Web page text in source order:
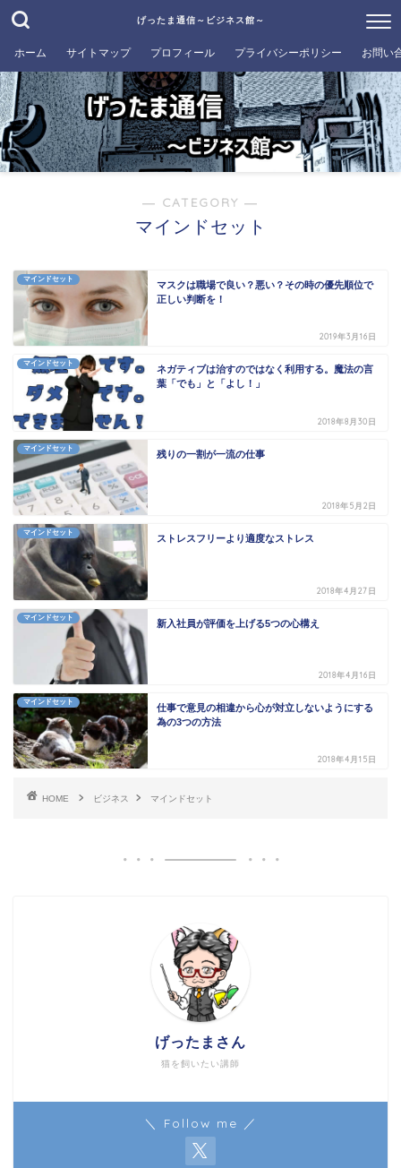
げったま通信～ビジネス館～
ホーム サイトマップ プロフィール プライバシーポリシー お問い
― CATEGORY ―
マインドセット
マインドセット
マスクは職場で良い？悪い？その時の優先順位で
正しい判断を！
2019年3月16日
マインドセット
ネガティブは治すのではなく利用する。魔法の言
葉「でも」と「よし！」
2018年8月30日
マインドセット
残りの一割が一流の仕事
2018年5月2日
マインドセット
ストレスフリーより適度なストレス
2018年4月27日
マインドセット
新入社員が評価を上げる5つの心構え
2018年4月16日
マインドセット
仕事で意見の相違から心が対立しないようにする
為の3つの方法
2018年4月15日
HOME ビジネス マインドセット
猫を飼いたい講師
げったまさん
＼ Follow me ／